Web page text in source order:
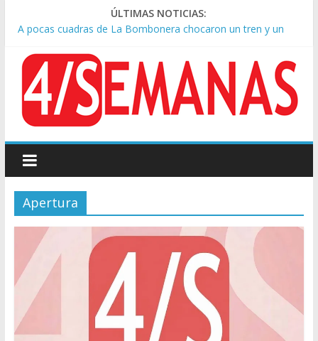
ÚLTIMAS NOTICIAS:
A pocas cuadras de La Bombonera chocaron un tren y un
Día de San Cayetano: masiva marcha a Plaza de Mayo de
sindicatos y organizaciones sociales
Pesar por la muerte de Leandro Rud, histórico representante
y conductor de TV
Tras la aprobación de la ley de propiedad privada, Bullrich
apuntó: “Vino un poco endiablada”
Causa AFA: el juez Amarante calificó de “ficción judicial” el
traslado del expediente a Campana
Apertura